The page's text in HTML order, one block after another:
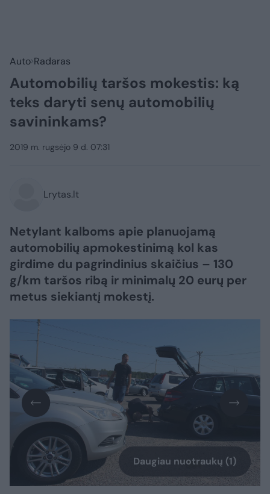
Auto Radaras
Automobilių taršos mokestis: ką
teks daryti senų automobilių
savininkams?
2019 m. rugsėjo 9 d. 07:31
Lrytas.lt
Netylant kalboms apie planuojamą
automobilių apmokestinimą kol kas
girdime du pagrindinius skaičius – 130
g/km taršos ribą ir minimalų 20 eurų per
metus siekiantį mokestį.
Daugiau nuotraukų (1)